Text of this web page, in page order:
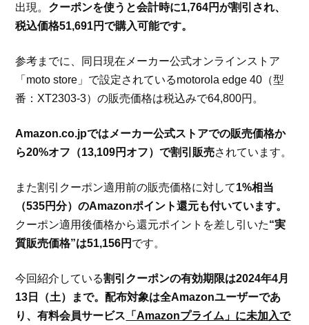
出現。 クーポンを使うと会計時に1,764円が割引され、
税込価格51,691円で購入可能です。
参考までに、同日現在メーカー公式オンラインストア
「moto store」で設定されているmotorola edge 40（型
番：XT2303-3）の販売価格は税込みで64,800円。
Amazon.co.jpではメーカー公式ストアでの販売価格か
ら20%オフ（13,109円オフ）で割引販売されています。
また割引クーポン適用前の販売価格に対して1%相当
（535円分）のAmazonポイント還元も付いています。
クーポン適用後価格から還元ポイントを差し引いた“実
質販売価格”は51,156円 です。
今回紹介している割引クーポンの有効期限は2024年4月
13日（土）まで。配布対象は全Amazonユーザーであ
り、有料会員サービス 「Amazonプライム」に未加入で